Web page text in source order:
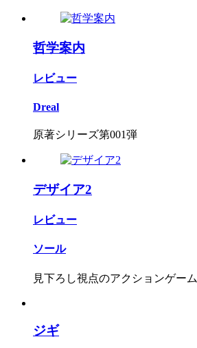
哲学案内
レビュー
Dreal
原著シリーズ第001弾
デザイア2
レビュー
ソール
見下ろし視点のアクションゲーム
ジギ